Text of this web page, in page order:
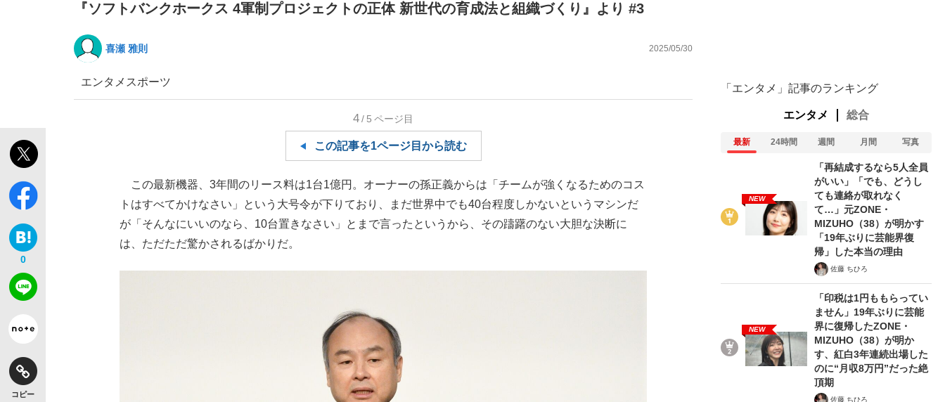
『ソフトバンクホークス 4軍制プロジェクトの正体 新世代の育成法と組織づくり』より #3
喜瀬 雅則 2025/05/30
エンタメ スポーツ
0
コピー
4/5 ページ目
この記事を1ページ目から読む
この最新機器、3年間のリース料は1台1億円。オーナーの孫正義からは「チームが強くなるためのコス
トはすべてかけなさい」という大号令が下りており、まだ世界中でも40台程度しかないというマシンだ
が「そんなにいいのなら、10台置きなさい」とまで言ったというから、その躊躇のない大胆な決断に
は、ただただ驚かされるばかりだ。
「エンタメ」記事のランキング
エンタメ 総合
最新 24時間 週間 月間 写真
NEW
「再結成するなら5人全員
がいい」「でも、どうし
ても連絡が取れなく
て…」元ZONE・
MIZUHO（38）が明かす
「19年ぶりに芸能界復
帰」した本当の理由
佐藤 ちひろ
NEW
「印税は1円ももらってい
ません」19年ぶりに芸能
界に復帰したZONE・
MIZUHO（38）が明か
す、紅白3年連続出場した
のに“月収8万円”だった絶
頂期
佐藤 ちひろ